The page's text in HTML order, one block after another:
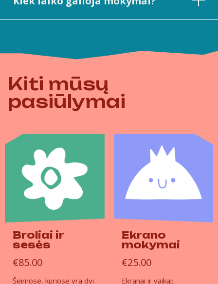
Kiti mūsų
pasiūlymai
Broliai ir
sesės
€85.00
Šeimose, kuriose yra dvi
Ekrano
mokymai
€25.00
Ekranai ir vaikai: